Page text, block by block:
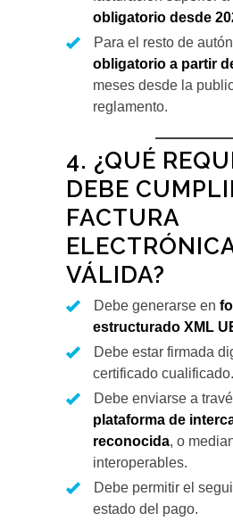
obligatorio desde
Para el resto de
obligatorio a partir
meses desde la
reglamento.
4. ¿QUÉ
DEBE
FACTURA
VÁLIDA?
Debe generarse en
estructurado XML
Debe estar firmada
certificado cualificado.
Debe enviarse a
plataforma de
reconocida, o
interoperables.
Debe permitir el
estado del pago.